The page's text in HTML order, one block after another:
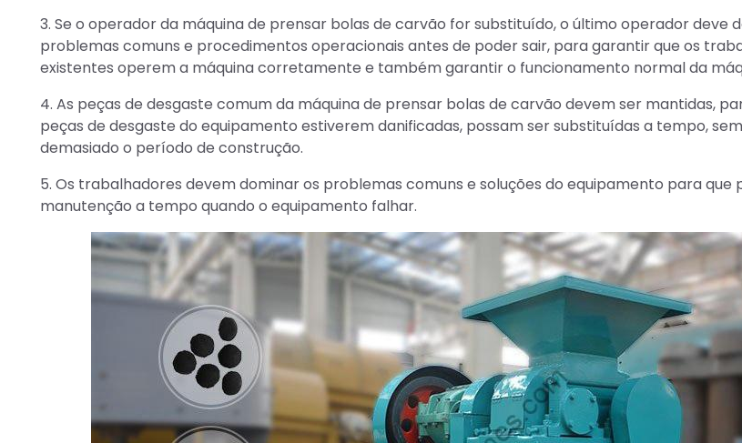
3. Se o operador da máquina de prensar bolas de carvão for substituído, o último operador deve
problemas comuns e procedimentos operacionais antes de poder sair, para garantir que os
existentes operem a máquina corretamente e também garantir o funcionamento normal da
4. As peças de desgaste comum da máquina de prensar bolas de carvão devem ser mantidas,
peças de desgaste do equipamento estiverem danificadas, possam ser substituídas a tempo,
demasiado o período de construção.
5. Os trabalhadores devem dominar os problemas comuns e soluções do equipamento para que
manutenção a tempo quando o equipamento falhar.